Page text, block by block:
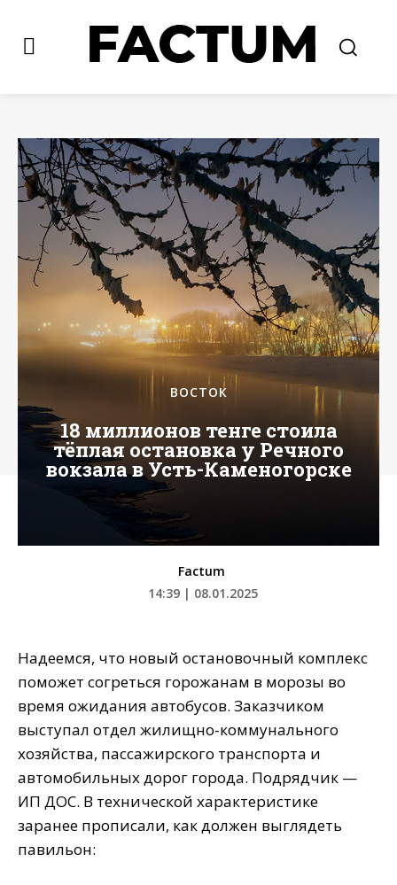
ВОСТОК
18 миллионов тенге стоила
тёплая остановка у Речного
вокзала в Усть-Каменогорске
Factum
14:39 | 08.01.2025
Надеемся, что новый остановочный комплекс
поможет согреться горожанам в морозы во
время ожидания автобусов. Заказчиком
выступал отдел жилищно-коммунального
хозяйства, пассажирского транспорта и
автомобильных дорог города. Подрядчик —
ИП ДОС. В технической характеристике
заранее прописали, как должен выглядеть
павильон: